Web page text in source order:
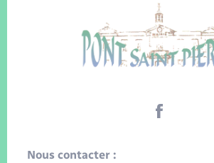
Nous contacter :